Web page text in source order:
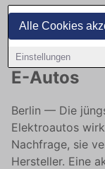
Alle Cookies
Einstellungen
Staatliche
reduzierte
E-Autos
Berlin — Die
Elektroautos
Nachfrage, sie
Hersteller. Eine